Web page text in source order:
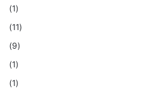
(1)
(11)
(9)
(1)
(1)